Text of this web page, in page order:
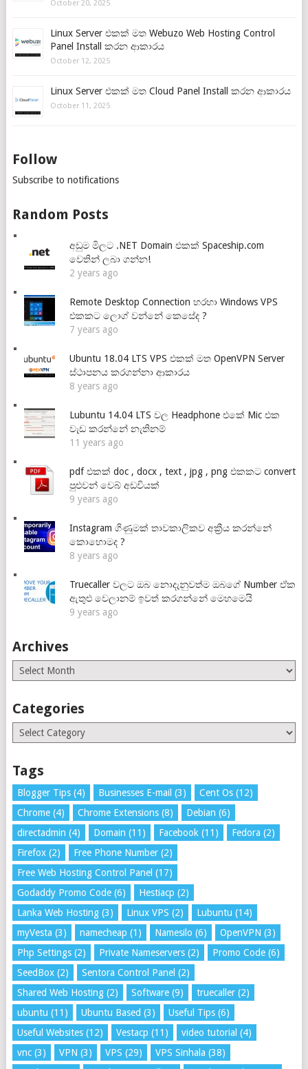
October 20, 2025
Linux Server එකක් මත Webuzo Web Hosting Control
Panel Install කරන ආකාරය
October 12, 2025
Linux Server එකක් මත Cloud Panel Install කරන ආකාරය
October 11, 2025
Follow
Subscribe to notifications
Random Posts
අඩුම මිලට .NET Domain එකක් Spaceship.com
වෙතින් ලබා ගන්න!
2 years ago
Remote Desktop Connection හරහා Windows VPS
එකකට ලොග් වන්නේ කෙසේද ?
7 years ago
Ubuntu 18.04 LTS VPS එකක් මත OpenVPN Server
ස්ථාපනය කරගන්නා ආකාරය
8 years ago
Lubuntu 14.04 LTS වල Headphone එකේ Mic එක
වැඩ කරන්නේ නැතිනම්
11 years ago
pdf එකක් doc , docx , text , jpg , png එකකට convert
පුළුවන් වෙබ් අඩවියක්
9 years ago
Instagram ගිණුමක් තාවකාලිකව අක්‍රීය කරන්නේ
කොහොමද ?
8 years ago
Truecaller වලට ඔබ නොදැනුවත්ම ඔබගේ Number ඒක
ඇතුළු වෙලානම් ඉවත් කරගන්නේ මෙහමෙයි
9 years ago
Archives
Archives
Categories
Categories
Tags
Blogger Tips(4) Businesses E-mail (3) Cent Os(12)
Chrome(4) Chrome Extensions(8) Debian (6)
directadmin (4) Domain (11) Facebook (11) Fedora (2)
Firefox(2) Free Phone Number(2)
Free Web Hosting Control Panel (17)
Godaddy Promo Code(6) Hestiacp (2)
Lanka Web Hosting(3) Linux VPS (2) Lubuntu (14)
myVesta (3) namecheap (1) Namesilo (6) OpenVPN (3)
Php Settings(2) Private Nameservers(2) Promo Code(6)
SeedBox(2) Sentora Control Panel (2)
Shared Web Hosting(2) Software(9) truecaller(2)
ubuntu (11) Ubuntu Based (3) Useful Tips(6)
Useful Websites(12) Vestacp (11) video tutorial (4)
vnc(3) VPN (3) VPS (29) VPS Sinhala (38)